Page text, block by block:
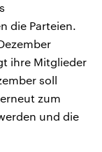
die Parteien.
ihre Mitglieder
soll
zum
und die